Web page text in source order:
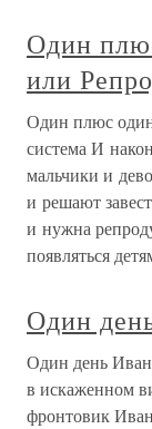
Один
или
Один плюс
система И
мальчики и
и решают
и нужна
появляться
Один
Один день
в искаженном
фронтовик